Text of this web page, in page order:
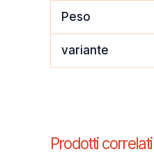
Peso
variante
Prodotti correlati